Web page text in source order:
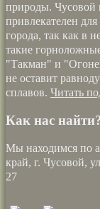
природы. Чусовой
привлекателен
города, так как в
такие
"Такман" и
не оставит
сплавов. Читать
Как нас
Мы находимся по
край, г. Чусовой,
27